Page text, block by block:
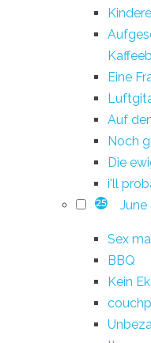
Eine
Auf
Noch
Die
i'll
25 June
Sex
BBQ
Kein